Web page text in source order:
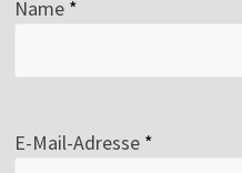
Name *
E-Mail-Adresse *